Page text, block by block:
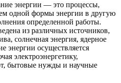
энергии — это процессы,
одной формы энергии в другую
определенной работы.
из различных источников,
солнечная энергия, ядерное
энергии осуществляется
электроэнергетику,
бытовые нужды и научные